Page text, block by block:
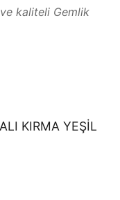
kaliteli Gemlik
KIRMA YEŞİL